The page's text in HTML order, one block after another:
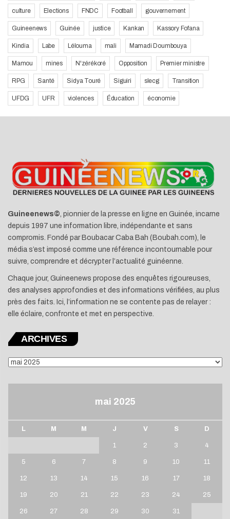
culture Elections FNDC Football gouvernement
Guineenews Guinée justice Kankan Kassory Fofana
Kindia Labe Lélouma mali Mamadi Doumbouya
Mamou mines N'zérékoré Opposition Premier ministre
RPG Santé Sidya Touré Siguiri slecg Transition
UFDG UFR violences Éducation économie
Guineenews© , pionnier de la presse en ligne en Guinée, incarne
depuis 1997 une information libre, indépendante et sans
compromis. Fondé par Boubacar Caba Bah (Boubah.com), le
média s’est imposé comme une référence incontournable pour
suivre, comprendre et décrypter l’actualité guinéenne.
Chaque jour, Guineenews propose des enquêtes rigoureuses,
des analyses approfondies et des informations vérifiées, au plus
près des faits. Ici, l’information ne se contente pas de relayer :
elle éclaire, confronte et met en perspective.
ARCHIVES
ARCHIVES
mai 2025
L M M J V S D
1 2 3 4
5 6 7 8 9 10 11
12 13 14 15 16 17 18
19 20 21 22 23 24 25
26 27 28 29 30 31